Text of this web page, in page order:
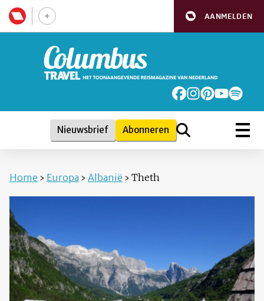
AANMELDEN
Nieuwsbrief Abonneren
Home › Europa › Albanië › Theth